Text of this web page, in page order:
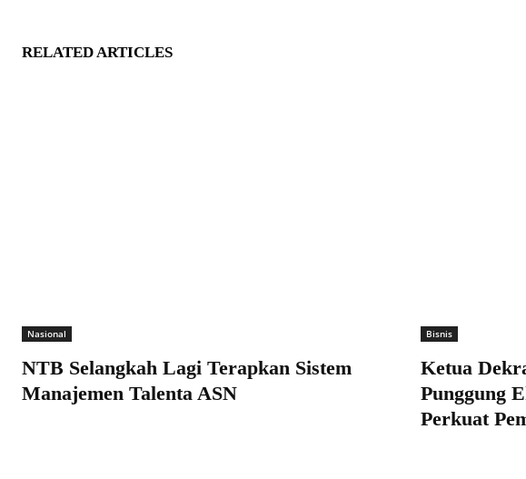
RELATED ARTICLES
Nasional
NTB Selangkah Lagi Terapkan Sistem
Manajemen Talenta ASN
Bisnis
Ketua
Punggung
Perkuat